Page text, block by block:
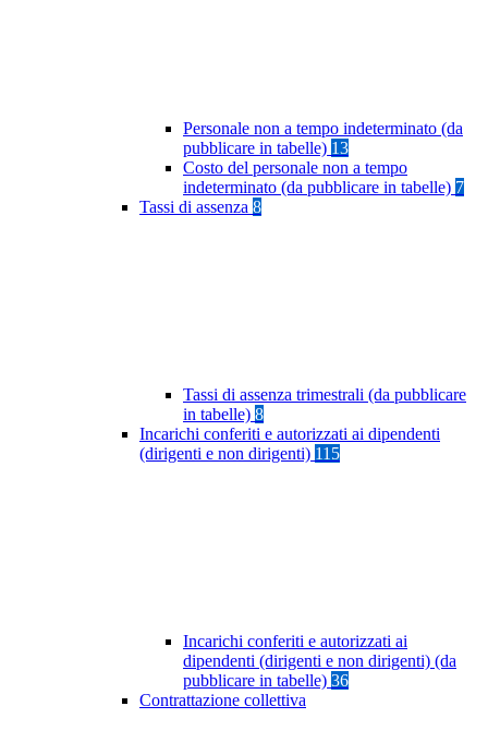
Personale non a tempo indeterminato (da
pubblicare in tabelle) 13
Costo del personale non a tempo
indeterminato (da pubblicare in tabelle) 7
Tassi di assenza 8
Tassi di assenza trimestrali (da pubblicare
in tabelle) 8
Incarichi conferiti e autorizzati ai dipendenti
(dirigenti e non dirigenti) 115
Incarichi conferiti e autorizzati ai
dipendenti (dirigenti e non dirigenti) (da
pubblicare in tabelle) 36
Contrattazione collettiva